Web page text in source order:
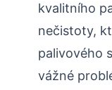
kvalitního
nečistoty,
palivového
vážné